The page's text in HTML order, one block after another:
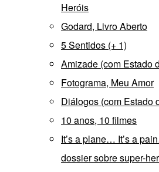
Heróis
Godard, Livro Aberto
5 Sentidos (+ 1)
Amizade (com Estado
Fotograma, Meu Amor
Diálogos (com Estado
10 anos, 10 filmes
It’s a plane… It’s a
dossier sobre super-